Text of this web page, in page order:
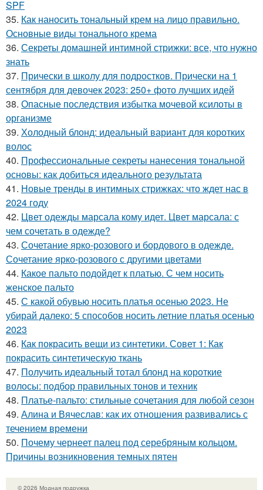
SPF
35. Как наносить тональный крем на лицо правильно.
Основные виды тонального крема
36. Секреты домашней интимной стрижки: все, что нужно
знать
37. Прически в школу для подростков. Прически на 1
сентября для девочек 2023: 250+ фото лучших идей
38. Опасные последствия избытка мочевой ксилоты в
организме
39. Холодный блонд: идеальный вариант для коротких
волос
40. Профессиональные секреты нанесения тональной
основы: как добиться идеального результата
41. Новые тренды в интимных стрижках: что ждет нас в
2024 году
42. Цвет одежды марсала кому идет. Цвет марсала: с
чем сочетать в одежде?
43. Сочетание ярко-розового и бордового в одежде.
Сочетание ярко-розового с другими цветами
44. Какое пальто подойдет к платью. С чем носить
женское пальто
45. С какой обувью носить платья осенью 2023. Не
убирай далеко: 5 способов носить летние платья осенью
2023
46. Как покрасить вещи из синтетики. Совет 1: Как
покрасить синтетическую ткань
47. Получить идеальный тотал блонд на короткие
волосы: подбор правильных тонов и техник
48. Платье-пальто: стильные сочетания для любой сезон
49. Алина и Вячеслав: как их отношения развивались с
течением времени
50. Почему чернеет палец под серебряным кольцом.
Причины возникновения темных пятен
© 2026 Модная подружка